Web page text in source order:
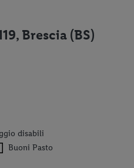
Brescia (BS)
disabili
Buoni Pasto